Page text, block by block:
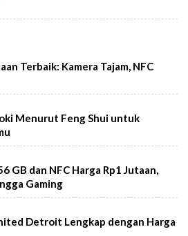
Terbaik: Kamera Tajam, NFC
Menurut Feng Shui untuk
GB dan NFC Harga Rp1 Jutaan,
Gaming
Detroit Lengkap dengan Harga